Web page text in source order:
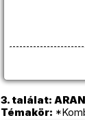
3. találat:
Témakör: